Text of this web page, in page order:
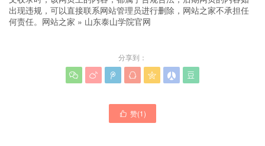
出现违规，可以直接联系网站管理员进行删除，网站之家不承担任
何责任。 网站之家 » 山东泰山学院官网
分享到：
      
 赞(1)